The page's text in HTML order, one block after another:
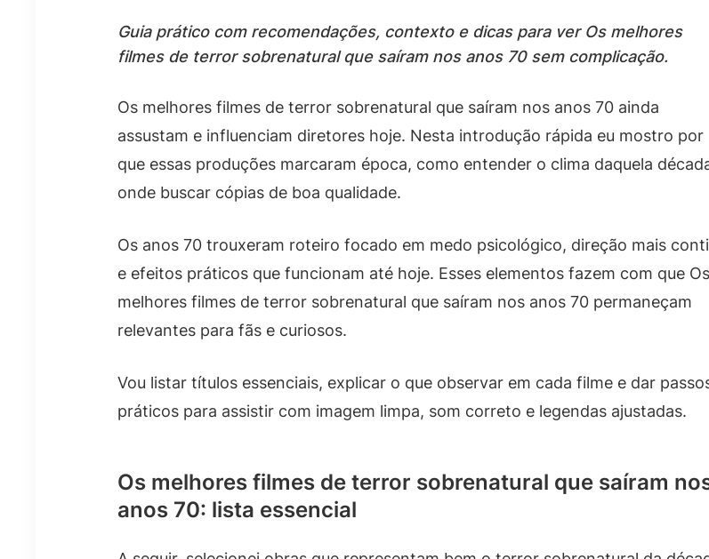
Guia prático com recomendações, contexto e dicas para ver Os melhores
filmes de terror sobrenatural que saíram nos anos 70 sem complicação.
Os melhores filmes de terror sobrenatural que saíram nos anos 70 ainda
assustam e influenciam diretores hoje. Nesta introdução rápida eu mostro por
que essas produções marcaram época, como entender o clima daquela
onde buscar cópias de boa qualidade.
Os anos 70 trouxeram roteiro focado em medo psicológico, direção mais
e efeitos práticos que funcionam até hoje. Esses elementos fazem com que Os
melhores filmes de terror sobrenatural que saíram nos anos 70 permaneçam
relevantes para fãs e curiosos.
Vou listar títulos essenciais, explicar o que observar em cada filme e dar
práticos para assistir com imagem limpa, som correto e legendas ajustadas.
Os melhores filmes de terror sobrenatural que saíram
anos 70: lista essencial